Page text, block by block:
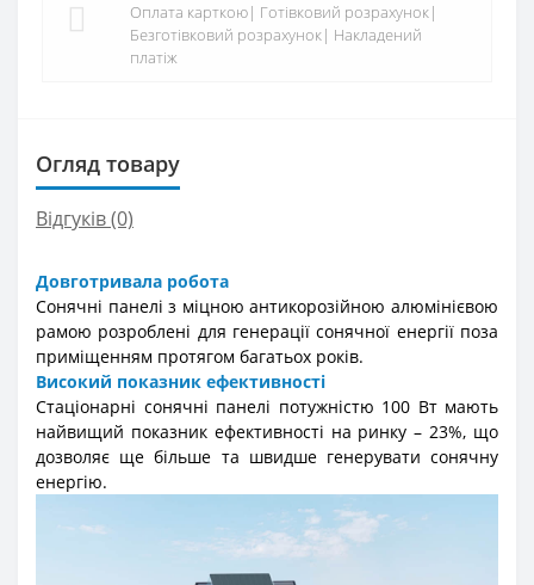
Оплата карткою| Готівковий розрахунок|
Безготівковий розрахунок| Накладений
платіж
Огляд товару
Відгуків (0)
Довготривала робота
Сонячні панелі з міцною антикорозійною алюмінієвою
рамою розроблені для генерації сонячної енергії поза
приміщенням протягом багатьох років.
Високий показник ефективності
Стаціонарні сонячні панелі потужністю 100 Вт мають
найвищий показник ефективності на ринку – 23%, що
дозволяє ще більше та швидше генерувати сонячну
енергію.